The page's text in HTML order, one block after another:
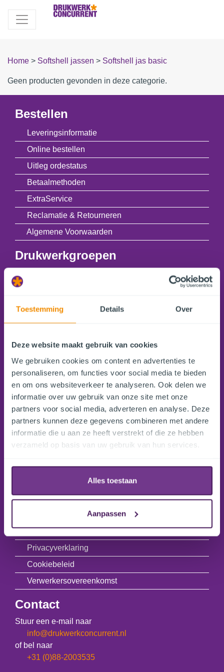
Toestemming Details Over
Deze website maakt gebruik van cookies
We gebruiken cookies om content en advertenties te
personaliseren, om functies voor social media te bieden
en om ons websiteverkeer te analyseren. Ook delen we
informatie over uw gebruik van onze site met onze
partners voor social media, adverteren en analyse. Deze
partners kunnen deze gegevens combineren met andere
informatie die u aan ze heeft verstrekt of die ze hebben
verzameld op basis van uw gebruik van hun services.
Alles toestaan
Aanpassen
Home > Softshell jassen > Softshell jas basic
Geen producten gevonden in deze categorie.
Bestellen
Leveringsinformatie
Online bestellen
Uitleg ordestatus
Betaalmethoden
ExtraService
Reclamatie & Retourneren
Algemene Voorwaarden
Drukwerkgroepen
Presentatie
Buitenreclame
Stickers
Horeca
Fotoproducten
Verpakkingen
Kleding
Give aways
DrukwerkConcurrent
All Inclusive Service
Ontwerp- en opmaakservice
Alles over drukwerk
Blog
Privacyverklaring
Cookiebeleid
Verwerkersovereenkomst
Contact
Stuur een e-mail naar
info@drukwerkconcurrent.nl
of bel naar
+31 (0)88-2003535